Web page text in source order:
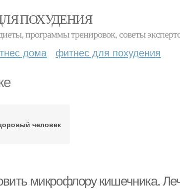
ПОХУДЕНИЯ
программы тренировок, советы
дома фитнес для похудения
человек
микрофлору кишечника.